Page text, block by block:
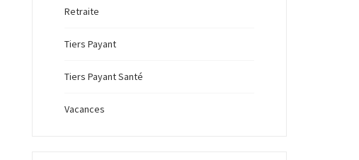
Retraite
Tiers Payant
Tiers Payant Santé
Vacances